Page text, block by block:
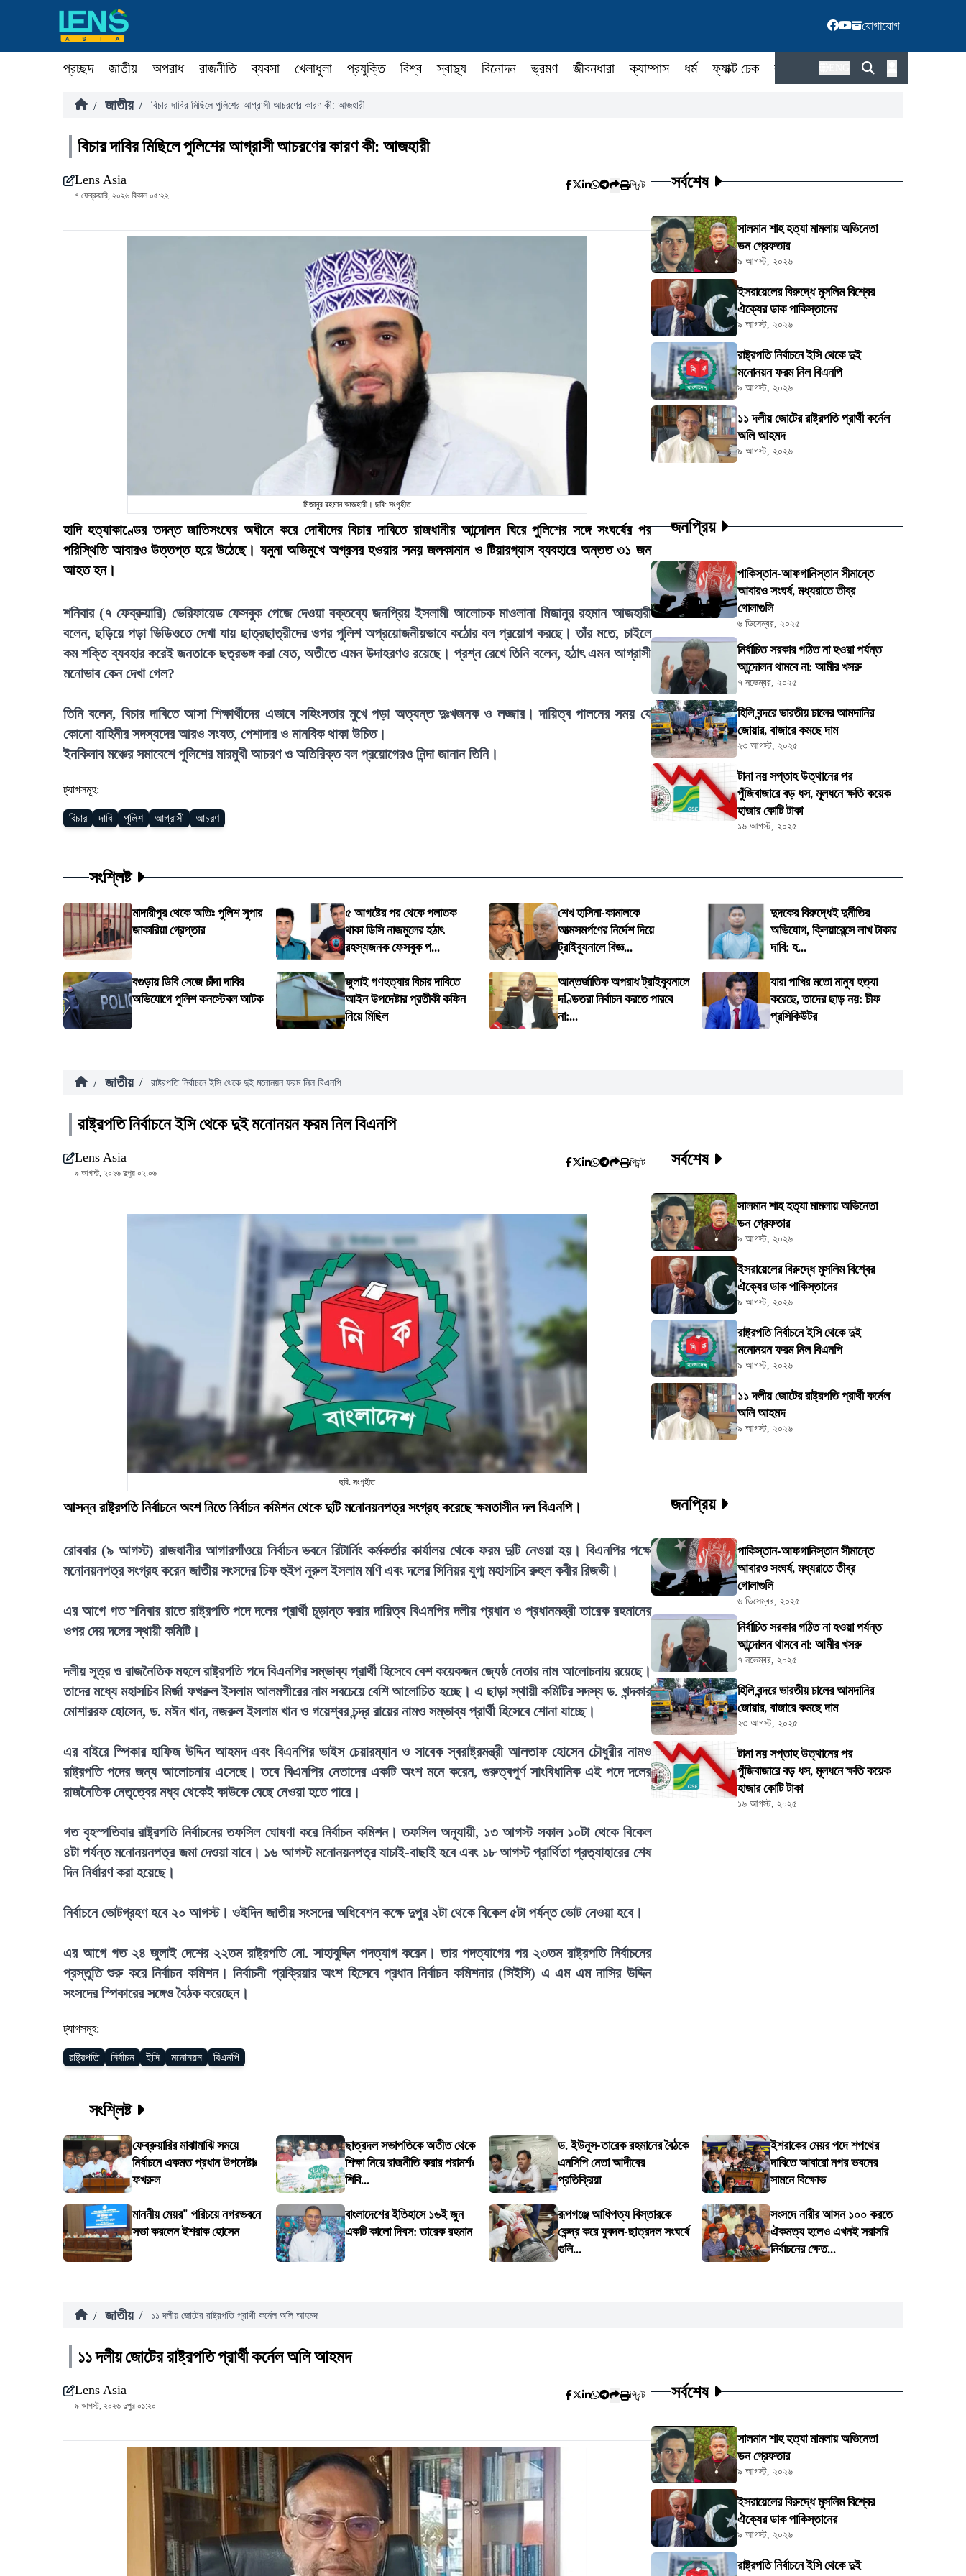
যোগাযোগ
প্রচ্ছদ জাতীয় অপরাধ রাজনীতি ব্যবসা খেলাধুলা প্রযুক্তি বিশ্ব স্বাস্থ্য বিনোদন ভ্রমণ জীবনধারা ক্যাম্পাস ধর্ম ফ্যাক্ট চেক কর্মকর্তা
/ জাতীয় / বিচার দাবির মিছিলে পুলিশের আগ্রাসী আচরণের কারণ কী: আজহারী
বিচার দাবির মিছিলে পুলিশের আগ্রাসী আচরণের কারণ কী: আজহারী
Lens Asia
৭ ফেব্রুয়ারি, ২০২৬ বিকাল ০৫:২২
প্রিন্ট
মিজানুর রহমান আজহারী। ছবি: সংগৃহীত
হাদি হত্যাকাণ্ডের তদন্ত জাতিসংঘের অধীনে করে দোষীদের বিচার দাবিতে রাজধানীর আন্দোলন ঘিরে পুলিশের সঙ্গে সংঘর্ষের পর
পরিস্থিতি আবারও উত্তপ্ত হয়ে উঠেছে। যমুনা অভিমুখে অগ্রসর হওয়ার সময় জলকামান ও টিয়ারগ্যাস ব্যবহারে অন্তত ৩১ জন
আহত হন।
শনিবার (৭ ফেব্রুয়ারি) ভেরিফায়েড ফেসবুক পেজে দেওয়া বক্তব্যে জনপ্রিয় ইসলামী আলোচক মাওলানা মিজানুর রহমান আজহারী
বলেন, ছড়িয়ে পড়া ভিডিওতে দেখা যায় ছাত্রছাত্রীদের ওপর পুলিশ অপ্রয়োজনীয়ভাবে কঠোর বল প্রয়োগ করছে। তাঁর মতে, চাইলে
কম শক্তি ব্যবহার করেই জনতাকে ছত্রভঙ্গ করা যেত, অতীতে এমন উদাহরণও রয়েছে। প্রশ্ন রেখে তিনি বলেন, হঠাৎ এমন আগ্রাসী
মনোভাব কেন দেখা গেল?
তিনি বলেন, বিচার দাবিতে আসা শিক্ষার্থীদের এভাবে সহিংসতার মুখে পড়া অত্যন্ত দুঃখজনক ও লজ্জার। দায়িত্ব পালনের সময় যে
কোনো বাহিনীর সদস্যদের আরও সংযত, পেশাদার ও মানবিক থাকা উচিত।
ইনকিলাব মঞ্চের সমাবেশে পুলিশের মারমুখী আচরণ ও অতিরিক্ত বল প্রয়োগেরও নিন্দা জানান তিনি।
ট্যাগসমূহ:
বিচার দাবি পুলিশ আগ্রাসী আচরণ
সর্বশেষ
সালমান শাহ হত্যা মামলায় অভিনেতা
ডন গ্রেফতার
৯ আগস্ট, ২০২৬
ইসরায়েলের বিরুদ্ধে মুসলিম বিশ্বের
ঐক্যের ডাক পাকিস্তানের
৯ আগস্ট, ২০২৬
রাষ্ট্রপতি নির্বাচনে ইসি থেকে দুই
মনোনয়ন ফরম নিল বিএনপি
৯ আগস্ট, ২০২৬
১১ দলীয় জোটের রাষ্ট্রপতি প্রার্থী কর্নেল
অলি আহমদ
৯ আগস্ট, ২০২৬
জনপ্রিয়
পাকিস্তান-আফগানিস্তান সীমান্তে
আবারও সংঘর্ষ, মধ্যরাতে তীব্র
গোলাগুলি
৬ ডিসেম্বর, ২০২৫
নির্বাচিত সরকার গঠিত না হওয়া পর্যন্ত
আন্দোলন থামবে না: আমীর খসরু
৭ নভেম্বর, ২০২৫
হিলি বন্দরে ভারতীয় চালের আমদানির
জোয়ার, বাজারে কমছে দাম
২৩ আগস্ট, ২০২৫
টানা নয় সপ্তাহ উত্থানের পর
পুঁজিবাজারে বড় ধস, মূলধনে ক্ষতি কয়েক
হাজার কোটি টাকা
১৬ আগস্ট, ২০২৫
সংশ্লিষ্ট
মাদারীপুর থেকে অতিঃ পুলিশ সুপার
জাকারিয়া গ্রেপ্তার
৫ আগষ্টের পর থেকে পলাতক
থাকা ডিসি নাজমুলের হঠাৎ
রহস্যজনক ফেসবুক প...
শেখ হাসিনা-কামালকে
আত্মসমর্পণের নির্দেশ দিয়ে
ট্রাইব্যুনালে বিজ্ঞ...
দুদকের বিরুদ্ধেই দুর্নীতির
অভিযোগ, ক্লিয়ারেন্সে লাখ টাকার
দাবি: হ...
বগুড়ায় ডিবি সেজে চাঁদা দাবির
অভিযোগে পুলিশ কনস্টেবল আটক
জুলাই গণহত্যার বিচার দাবিতে
আইন উপদেষ্টার প্রতীকী কফিন
নিয়ে মিছিল
আন্তর্জাতিক অপরাধ ট্রাইব্যুনালে
দণ্ডিতরা নির্বাচন করতে পারবে
না:...
যারা পাখির মতো মানুষ হত্যা
করেছে, তাদের ছাড় নয়: চীফ
প্রসিকিউটর
/ জাতীয় / রাষ্ট্রপতি নির্বাচনে ইসি থেকে দুই মনোনয়ন ফরম নিল বিএনপি
রাষ্ট্রপতি নির্বাচনে ইসি থেকে দুই মনোনয়ন ফরম নিল বিএনপি
Lens Asia
৯ আগস্ট, ২০২৬ দুপুর ০২:০৬
প্রিন্ট
ছবি: সংগৃহীত
আসন্ন রাষ্ট্রপতি নির্বাচনে অংশ নিতে নির্বাচন কমিশন থেকে দুটি মনোনয়নপত্র সংগ্রহ করেছে ক্ষমতাসীন দল বিএনপি।
রোববার (৯ আগস্ট) রাজধানীর আগারগাঁওয়ে নির্বাচন ভবনে রিটার্নিং কর্মকর্তার কার্যালয় থেকে ফরম দুটি নেওয়া হয়। বিএনপির পক্ষে
মনোনয়নপত্র সংগ্রহ করেন জাতীয় সংসদের চিফ হুইপ নূরুল ইসলাম মণি এবং দলের সিনিয়র যুগ্ম মহাসচিব রুহুল কবীর রিজভী।
এর আগে গত শনিবার রাতে রাষ্ট্রপতি পদে দলের প্রার্থী চূড়ান্ত করার দায়িত্ব বিএনপির দলীয় প্রধান ও প্রধানমন্ত্রী তারেক রহমানের
ওপর দেয় দলের স্থায়ী কমিটি।
দলীয় সূত্র ও রাজনৈতিক মহলে রাষ্ট্রপতি পদে বিএনপির সম্ভাব্য প্রার্থী হিসেবে বেশ কয়েকজন জ্যেষ্ঠ নেতার নাম আলোচনায় রয়েছে।
তাদের মধ্যে মহাসচিব মির্জা ফখরুল ইসলাম আলমগীরের নাম সবচেয়ে বেশি আলোচিত হচ্ছে। এ ছাড়া স্থায়ী কমিটির সদস্য ড. খন্দকার
মোশাররফ হোসেন, ড. মঈন খান, নজরুল ইসলাম খান ও গয়েশ্বর চন্দ্র রায়ের নামও সম্ভাব্য প্রার্থী হিসেবে শোনা যাচ্ছে।
এর বাইরে স্পিকার হাফিজ উদ্দিন আহমদ এবং বিএনপির ভাইস চেয়ারম্যান ও সাবেক স্বরাষ্ট্রমন্ত্রী আলতাফ হোসেন চৌধুরীর নামও
রাষ্ট্রপতি পদের জন্য আলোচনায় এসেছে। তবে বিএনপির নেতাদের একটি অংশ মনে করেন, গুরুত্বপূর্ণ সাংবিধানিক এই পদে দলের
রাজনৈতিক নেতৃত্বের মধ্য থেকেই কাউকে বেছে নেওয়া হতে পারে।
গত বৃহস্পতিবার রাষ্ট্রপতি নির্বাচনের তফসিল ঘোষণা করে নির্বাচন কমিশন। তফসিল অনুযায়ী, ১৩ আগস্ট সকাল ১০টা থেকে বিকেল
৪টা পর্যন্ত মনোনয়নপত্র জমা দেওয়া যাবে। ১৬ আগস্ট মনোনয়নপত্র যাচাই-বাছাই হবে এবং ১৮ আগস্ট প্রার্থিতা প্রত্যাহারের শেষ
দিন নির্ধারণ করা হয়েছে।
নির্বাচনে ভোটগ্রহণ হবে ২০ আগস্ট। ওইদিন জাতীয় সংসদের অধিবেশন কক্ষে দুপুর ২টা থেকে বিকেল ৫টা পর্যন্ত ভোট নেওয়া হবে।
এর আগে গত ২৪ জুলাই দেশের ২২তম রাষ্ট্রপতি মো. সাহাবুদ্দিন পদত্যাগ করেন। তার পদত্যাগের পর ২৩তম রাষ্ট্রপতি নির্বাচনের
প্রস্তুতি শুরু করে নির্বাচন কমিশন। নির্বাচনী প্রক্রিয়ার অংশ হিসেবে প্রধান নির্বাচন কমিশনার (সিইসি) এ এম এম নাসির উদ্দিন
সংসদের স্পিকারের সঙ্গেও বৈঠক করেছেন।
ট্যাগসমূহ:
রাষ্ট্রপতি নির্বাচন ইসি মনোনয়ন বিএনপি
সর্বশেষ
সালমান শাহ হত্যা মামলায় অভিনেতা
ডন গ্রেফতার
৯ আগস্ট, ২০২৬
ইসরায়েলের বিরুদ্ধে মুসলিম বিশ্বের
ঐক্যের ডাক পাকিস্তানের
৯ আগস্ট, ২০২৬
রাষ্ট্রপতি নির্বাচনে ইসি থেকে দুই
মনোনয়ন ফরম নিল বিএনপি
৯ আগস্ট, ২০২৬
১১ দলীয় জোটের রাষ্ট্রপতি প্রার্থী কর্নেল
অলি আহমদ
৯ আগস্ট, ২০২৬
জনপ্রিয়
পাকিস্তান-আফগানিস্তান সীমান্তে
আবারও সংঘর্ষ, মধ্যরাতে তীব্র
গোলাগুলি
৬ ডিসেম্বর, ২০২৫
নির্বাচিত সরকার গঠিত না হওয়া পর্যন্ত
আন্দোলন থামবে না: আমীর খসরু
৭ নভেম্বর, ২০২৫
হিলি বন্দরে ভারতীয় চালের আমদানির
জোয়ার, বাজারে কমছে দাম
২৩ আগস্ট, ২০২৫
টানা নয় সপ্তাহ উত্থানের পর
পুঁজিবাজারে বড় ধস, মূলধনে ক্ষতি কয়েক
হাজার কোটি টাকা
১৬ আগস্ট, ২০২৫
সংশ্লিষ্ট
ফেব্রুয়ারির মাঝামাঝি সময়ে
নির্বাচনে একমত প্রধান উপদেষ্টাঃ
ফখরুল
ছাত্রদল সভাপতিকে অতীত থেকে
শিক্ষা নিয়ে রাজনীতি করার পরামর্শঃ
শিবি...
ড. ইউনূস-তারেক রহমানের বৈঠকে
এনসিপি নেতা আদীবের
প্রতিক্রিয়া
ইশরাকের মেয়র পদে শপথের
দাবিতে আবারো নগর ভবনের
সামনে বিক্ষোভ
মাননীয় মেয়র" পরিচয়ে নগরভবনে
সভা করলেন ইশরাক হোসেন
বাংলাদেশের ইতিহাসে ১৬ই জুন
একটি কালো দিবস: তারেক রহমান
রূপগঞ্জে আধিপত্য বিস্তারকে
কেন্দ্র করে যুবদল-ছাত্রদল সংঘর্ষে
গুলি...
সংসদে নারীর আসন ১০০ করতে
ঐকমত্য হলেও এখনই সরাসরি
নির্বাচনের ক্ষেত...
/ জাতীয় / ১১ দলীয় জোটের রাষ্ট্রপতি প্রার্থী কর্নেল অলি আহমদ
১১ দলীয় জোটের রাষ্ট্রপতি প্রার্থী কর্নেল অলি আহমদ
Lens Asia
৯ আগস্ট, ২০২৬ দুপুর ০১:২০
প্রিন্ট সর্বশেষ
সালমান শাহ হত্যা মামলায় অভিনেতা
ডন গ্রেফতার
৯ আগস্ট, ২০২৬
ইসরায়েলের বিরুদ্ধে মুসলিম বিশ্বের
ঐক্যের ডাক পাকিস্তানের
৯ আগস্ট, ২০২৬
রাষ্ট্রপতি নির্বাচনে ইসি থেকে দুই